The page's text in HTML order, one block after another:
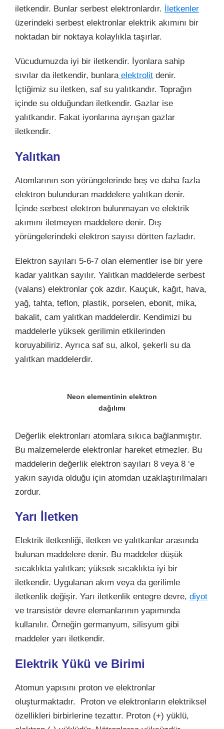
iletkendir. Bunlar serbest elektronlardır. İletkenler
üzerindeki serbest elektronlar elektrik akımını bir
noktadan bir noktaya kolaylıkla taşırlar.
Vücudumuzda iyi bir iletkendir. İyonlara sahip
sıvılar da iletkendir, bunlaraelektrolit denir.
İçtiğimiz su iletken, saf su yalıtkandır. Toprağın
içinde su olduğundan iletkendir. Gazlar ise
yalıtkandır. Fakat iyonlarına ayrışan gazlar
iletkendir.
Yalıtkan
Atomlarının son yörüngelerinde beş ve daha fazla
elektron bulunduran maddelere yalıtkan denir.
İçinde serbest elektron bulunmayan ve elektrik
akımını iletmeyen maddelere denir. Dış
yörüngelerindeki elektron sayısı dörtten fazladır.
Elektron sayıları 5-6-7 olan elementler ise bir yere
kadar yalıtkan sayılır. Yalıtkan maddelerde serbest
(valans) elektronlar çok azdır. Kauçuk, kağıt, hava,
yağ, tahta, teflon, plastik, porselen, ebonit, mika,
bakalit, cam yalıtkan maddelerdir. Kendimizi bu
maddelerle yüksek gerilimin etkilerinden
koruyabiliriz. Ayrıca saf su, alkol, şekerli su da
yalıtkan maddelerdir.
Neon elementinin elektron
dağılımı
Değerlik elektronları atomlara sıkıca bağlanmıştır.
Bu malzemelerde elektronlar hareket etmezler. Bu
maddelerin değerlik elektron sayıları 8 veya 8 ‘e
yakın sayıda olduğu için atomdan uzaklaştırılmaları
zordur.
Yarı İletken
Elektrik iletkenliği, iletken ve yalıtkanlar arasında
bulunan maddelere denir. Bu maddeler düşük
sıcaklıkta yalıtkan; yüksek sıcaklıkta iyi bir
iletkendir. Uygulanan akım veya da gerilimle
iletkenlik değişir. Yarı iletkenlik entegre devre, diyot
ve transistör devre elemanlarının yapımında
kullanılır. Örneğin germanyum, silisyum gibi
maddeler yarı iletkendir.
Elektrik Yükü ve Birimi
Atomun yapısını proton ve elektronlar
oluşturmaktadır. Proton ve elektronların elektriksel
özellikleri birbirlerine tezattır. Proton (+) yüklü,